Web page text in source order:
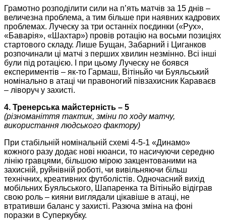
Грамотно розподілити сили на п’ять матчів за 15 днів –
величезна проблема, а тим більше при наявних кадрових
проблемах. Луческу за три останніх поєдинки («Рух»,
«Баварія», «Шахтар») провів ротацію на восьми позиціях
стартового складу. Лише Бущан, Забарний і Циганков
розпочинали ці матчі з перших хвилин незмінно. Всі інші
були під ротацією. І при цьому Луческу не боявся
експериментів – як-то Гармаш, Вітіньйо чи Буяльський
номінально в атаці чи правоногий півзахисник Караваєв
– ліворуч у захисті.
4. Тренерська майстерність – 5
(різноманіття тактик, зміни по ходу матчу,
використання людського фактору)
При стабільній номінальній схемі 4-5-1 «Динамо»
кожного разу додає нові нюанси, то насичуючи середню
лінію гравцями, більшою мірою закцентованими на
захисній, руйнівній роботі, чи вивільняючи більш
технічних, креативних футболістів. Одночасний вихід
мобільних Буяльського, Шапаренка та Вітіньйо відіграв
свою роль – кияни виглядали цікавіше в атаці, не
втративши баланс у захисті. Разюча зміна на фоні
поразки в Суперкубку.